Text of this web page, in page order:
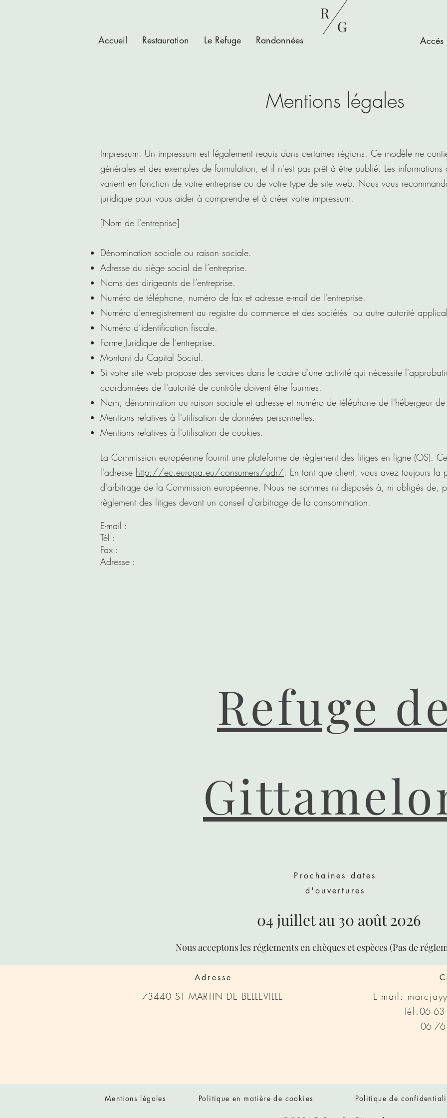
R
G
Accueil Restauration Le Refuge Randonnées Accés
Mentions légales
Impressum. Un impressum est légalement requis dans certaines régions. Ce modèle ne
générales et des exemples de formulation, et il n'est pas prêt à être publié. Les informations
varient en fonction de votre entreprise ou de votre type de site web. Nous vous
juridique pour vous aider à comprendre et à créer votre impressum.
[Nom de l'entreprise]
Dénomination sociale ou raison sociale.
Adresse du siège social de l’entreprise.
Noms des dirigeants de l’entreprise.
Numéro de téléphone, numéro de fax et adresse e-mail de l'entreprise.
Numéro d’enregistrement au registre du commerce et des sociétés ou autre autorité
Numéro d’identification fiscale.
Forme Juridique de l’entreprise.
Montant du Capital Social.
Si votre site web propose des services dans le cadre d'une activité qui nécessite
coordonnées de l'autorité de contrôle doivent être fournies. ​​​
Nom, dénomination ou raison sociale et adresse et numéro de téléphone de l'hébergeur
Mentions relatives à l'utilisation de données personnelles.
Mentions relatives à l'utilisation de cookies.
La Commission européenne fournit une plateforme de règlement des litiges en ligne (OS).
l'adresse http://ec.europa.eu/consumers/odr/. En tant que client, vous avez toujours la
d'arbitrage de la Commission européenne. Nous ne sommes ni disposés à, ni obligés de,
règlement des litiges devant un conseil d'arbitrage de la consommation.
E-mail :
Tél :
Fax :
Adresse :
Refuge
Prochaines dates
d'ouvertures
04 juillet au 30 août 2026
Nous acceptons les réglements en chèques et espèces (Pas de
Adresse
73440 ST MARTIN DE BELLEVILLE E-mail:
Tél:06
06 76
Mentions légales Politique en matière de cookies Politique de